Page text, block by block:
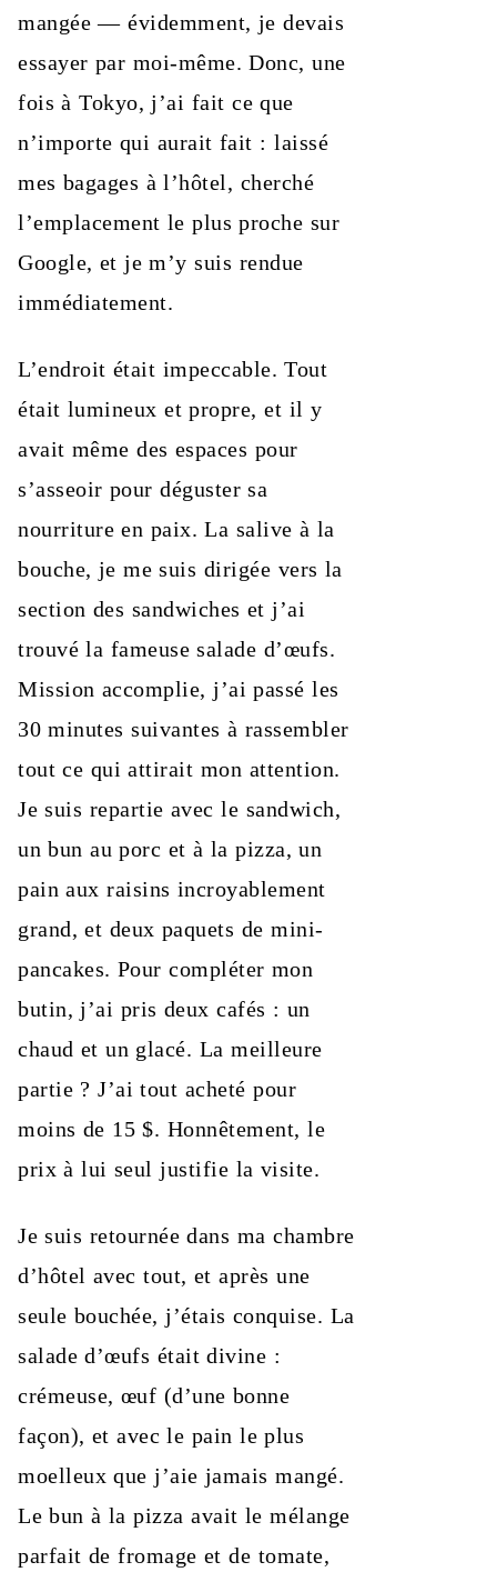
mangée — évidemment, je devais
essayer par moi-même. Donc, une
fois à Tokyo, j’ai fait ce que
n’importe qui aurait fait : laissé
mes bagages à l’hôtel, cherché
l’emplacement le plus proche sur
Google, et je m’y suis rendue
immédiatement.
L’endroit était impeccable. Tout
était lumineux et propre, et il y
avait même des espaces pour
s’asseoir pour déguster sa
nourriture en paix. La salive à la
bouche, je me suis dirigée vers la
section des sandwiches et j’ai
trouvé la fameuse salade d’œufs.
Mission accomplie, j’ai passé les
30 minutes suivantes à rassembler
tout ce qui attirait mon attention.
Je suis repartie avec le sandwich,
un bun au porc et à la pizza, un
pain aux raisins incroyablement
grand, et deux paquets de mini-
pancakes. Pour compléter mon
butin, j’ai pris deux cafés : un
chaud et un glacé. La meilleure
partie ? J’ai tout acheté pour
moins de 15 $. Honnêtement, le
prix à lui seul justifie la visite.
Je suis retournée dans ma chambre
d’hôtel avec tout, et après une
seule bouchée, j’étais conquise. La
salade d’œufs était divine :
crémeuse, œuf (d’une bonne
façon), et avec le pain le plus
moelleux que j’aie jamais mangé.
Le bun à la pizza avait le mélange
parfait de fromage et de tomate,